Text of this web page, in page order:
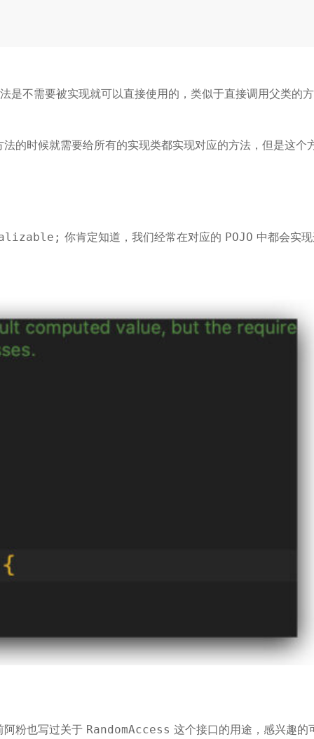
不需要被实现就可以直接使用的，类似于直接调用父
的时候就需要给所有的实现类都实现对应的方法，但是
你肯定知道，我们经常在对应的 POJO 中都会实
粉也写过关于 RandomAccess 这个接口的用途，感兴趣